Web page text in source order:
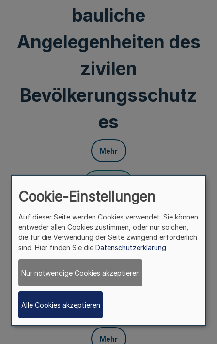
bauliche
Angelegenheiten des
zivilen
Bevölkerungsschutz
es
Mehr
Vom 11. Februar 1964
Auf Grund des § 9 Abs. 3 in Verbindung mit § 7 Abs. 4
Satz 2 des Landesorganisationsgesetzes vom 10. Juli
1962 (GV. NW. S. 421) und § 1 der Verordnung über die
Ermächtigung des Finanzministers zur Änderung von
Nordrhein-Westfalen vom 17. Dezember 1963 (GV. NW. S.
343) wird verordnet:
§ 1
Mehr
Cookie-Einstellungen
Auf dieser Seite werden Cookies verwendet. Sie können
entweder allen Cookies zustimmen, oder nur solchen,
die für die Verwendung der Seite zwingend erforderlich
sind. Hier finden Sie die Datenschutzerklärung
Nur notwendige Cookies akzeptieren
Alle Cookies akzeptieren